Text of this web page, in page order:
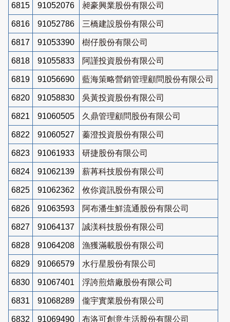
6815 91052076 昶豪興業股份有限公司
6816 91052786 三橋建設股份有限公司
6817 91053390 樹仔股份有限公司
6818 91055833 阿謹投資股份有限公司
6819 91056690 藍海策略營銷管理顧問股份有限公司
6820 91058830 吳黃投資股份有限公司
6821 91060505 久鼎管理顧問股份有限公司
6822 91060527 蓁澄投資股份有限公司
6823 91061933 研捷股份有限公司
6824 91062139 薪苒科技股份有限公司
6825 91062362 攸你資訊股份有限公司
6826 91063593 阿布潘生鮮流通股份有限公司
6827 91064137 誠渼科技股份有限公司
6828 91064208 漁獲滿載股份有限公司
6829 91066579 水行星股份有限公司
6830 91067401 浮誇煎焙廠股份有限公司
6831 91068289 儱宇實業股份有限公司
6832 91069490 布洛可創意生活股份有限公司